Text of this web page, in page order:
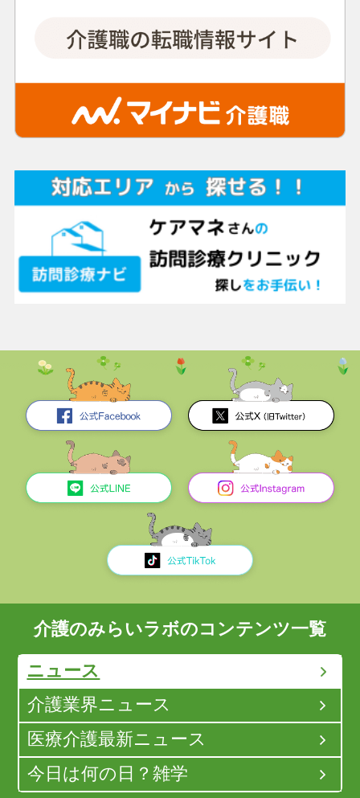
介護のみらいラボのコンテンツ一覧
ニュース
介護業界ニュース
医療介護最新ニュース
今日は何の日？雑学